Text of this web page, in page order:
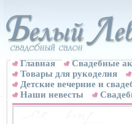
Главная
Свадебные
Товары для рукоделия
Детские вечерние и
Наши невесты